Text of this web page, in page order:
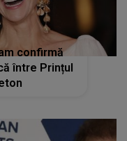
confirmă
între Prințul